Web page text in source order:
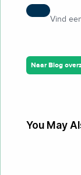
Vind
Naar Blog
You May